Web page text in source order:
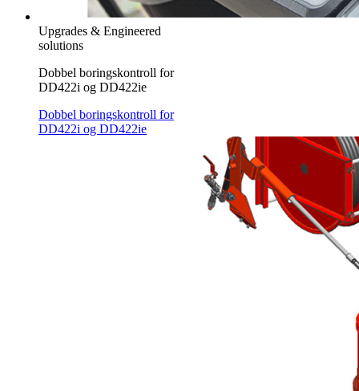
Upgrades & Engineered
solutions
Dobbel boringskontroll for
DD422i og DD422ie
Dobbel boringskontroll for
DD422i og DD422ie